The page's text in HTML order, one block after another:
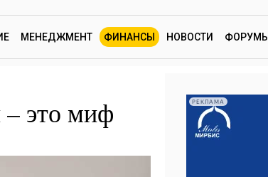
МЕНЕДЖМЕНТ ФИНАНСЫ НОВОСТИ ФОРУМЫ
это миф РЕКЛАМА